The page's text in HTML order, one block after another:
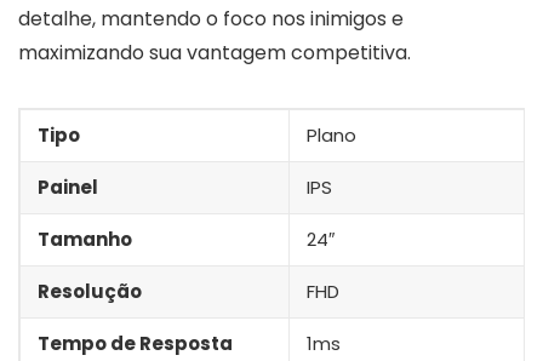
detalhe, mantendo o foco nos inimigos e
maximizando sua vantagem competitiva.
Tipo Plano
Painel IPS
Tamanho 24″
Resolução FHD
Tempo de Resposta 1ms